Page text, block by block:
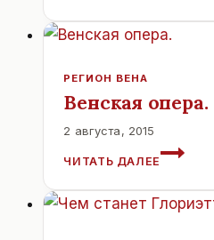
МУЗЕЙ.
РЕГИОН ВЕНА
Венская опера.
2 августа, 2015
ЧИТАТЬ ДАЛЕЕ
ВЕНСКАЯ